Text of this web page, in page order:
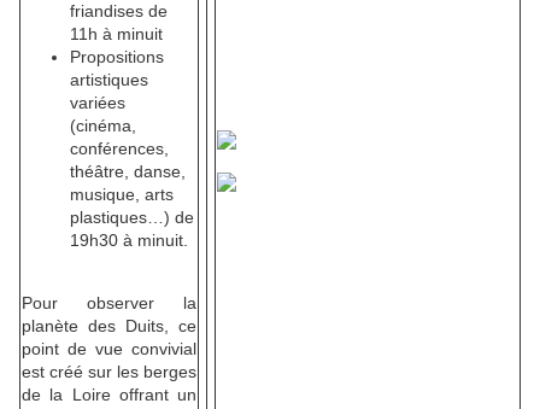
friandises de
11h à minuit
Propositions
artistiques
variées
(cinéma,
conférences,
théâtre, danse,
musique, arts
plastiques…) de
19h30 à minuit.
Pour observer la
planète des Duits, ce
point de vue convivial
est créé sur les berges
de la Loire offrant un